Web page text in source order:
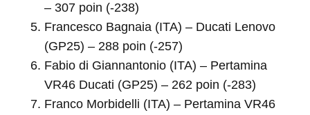
– 307 poin (-238)
Francesco Bagnaia (ITA) – Ducati Lenovo
(GP25) – 288 poin (-257)
Fabio di Giannantonio (ITA) – Pertamina
VR46 Ducati (GP25) – 262 poin (-283)
Franco Morbidelli (ITA) – Pertamina VR46